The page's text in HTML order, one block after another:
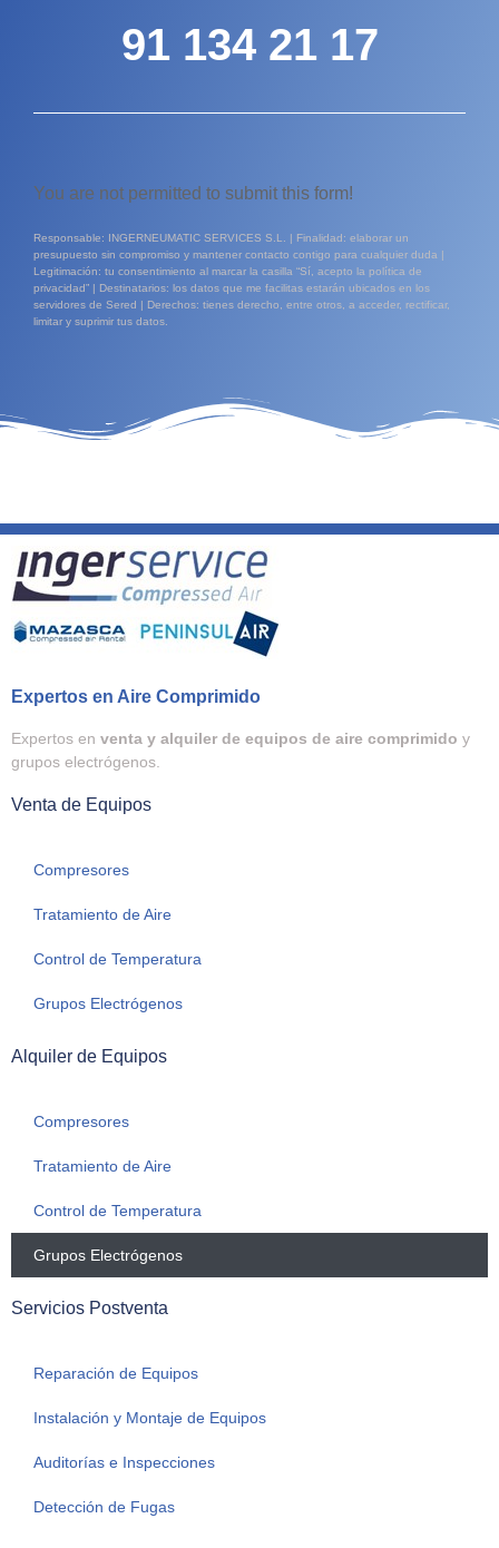
91 134 21 17
You are not permitted to submit this form!
Responsable: INGERNEUMATIC SERVICES S.L. | Finalidad: elaborar un
presupuesto sin compromiso y mantener contacto contigo para cualquier duda |
Legitimación: tu consentimiento al marcar la casilla “Sí, acepto la política de
privacidad” | Destinatarios: los datos que me facilitas estarán ubicados en los
servidores de Sered | Derechos: tienes derecho, entre otros, a acceder, rectificar,
limitar y suprimir tus datos.
Expertos en Aire Comprimido
Expertos en venta y alquiler de equipos de aire comprimido y
grupos electrógenos.
Venta de Equipos
Compresores
Tratamiento de Aire
Control de Temperatura
Grupos Electrógenos
Alquiler de Equipos
Compresores
Tratamiento de Aire
Control de Temperatura
Grupos Electrógenos
Servicios Postventa
Reparación de Equipos
Instalación y Montaje de Equipos
Auditorías e Inspecciones
Detección de Fugas